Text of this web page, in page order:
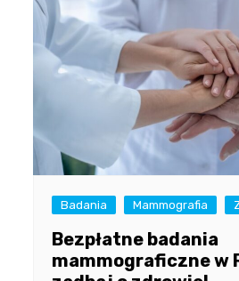
Badania Mammografia
Bezpłatne badania
mammograficzne w